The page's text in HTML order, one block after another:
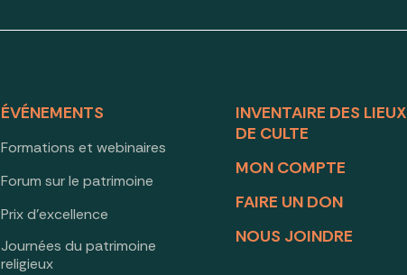
ÉVÉNEMENTS
Formations et webinaires
Forum sur le patrimoine
Prix d’excellence
Journées du patrimoine
religieux
INVENTAIRE DES LIEUX
DE CULTE
MON COMPTE
FAIRE UN DON
NOUS JOINDRE